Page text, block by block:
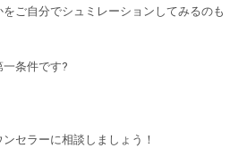
ご自分でシュミレーションしてみるのも
条件です?
セラーに相談しましょう！